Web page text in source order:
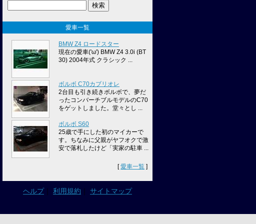
愛車一覧
BMW Z4 ロードスター
現在の愛車('ω') BMW Z4 3.0i (BT
30) 2004年式 クラシック ...
ボルボ C70カブリオレ
2台目も引き続きボルボで、夢だ
ったコンバーチブルモデルのC70
をゲットしました。堂々とし ...
ボルボ S60
25歳で手にした初のマイカーで
す。ちなみに父親がヤフオクで激
安で落札したけど「実家の駐車 ...
[愛車一覧 ]
ヘルプ｜ 利用規約 サイトマップ